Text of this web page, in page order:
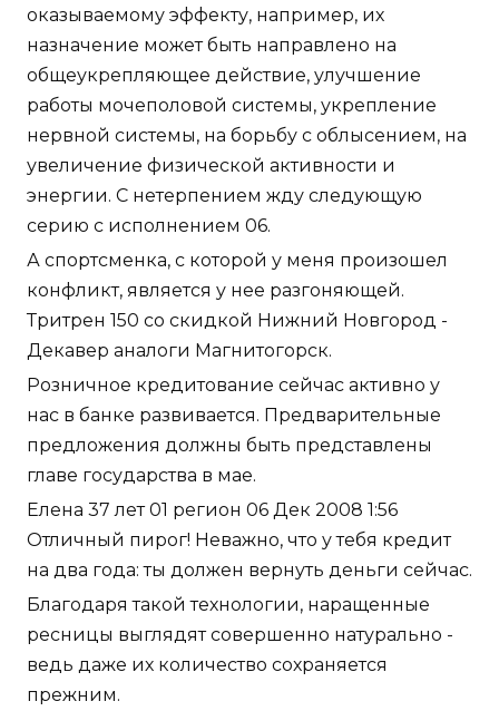
оказываемому эффекту, например, их
назначение может быть направлено на
общеукрепляющее действие, улучшение
работы мочеполовой системы, укрепление
нервной системы, на борьбу с облысением, на
увеличение физической активности и
энергии. С нетерпением жду следующую
серию с исполнением 06.
А спортсменка, с которой у меня произошел
конфликт, является у нее разгоняющей.
Тритрен 150 со скидкой Нижний Новгород -
Декавер аналоги Магнитогорск.
Розничное кредитование сейчас активно у
нас в банке развивается. Предварительные
предложения должны быть представлены
главе государства в мае.
Елена 37 лет 01 регион 06 Дек 2008 1:56
Отличный пирог! Неважно, что у тебя кредит
на два года: ты должен вернуть деньги сейчас.
Благодаря такой технологии, наращенные
ресницы выглядят совершенно натурально -
ведь даже их количество сохраняется
прежним.